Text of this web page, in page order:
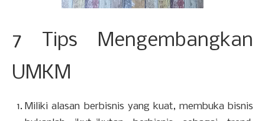
7 Tips Mengembangkan
UMKM
Miliki alasan berbisnis yang kuat, membuka bisnis